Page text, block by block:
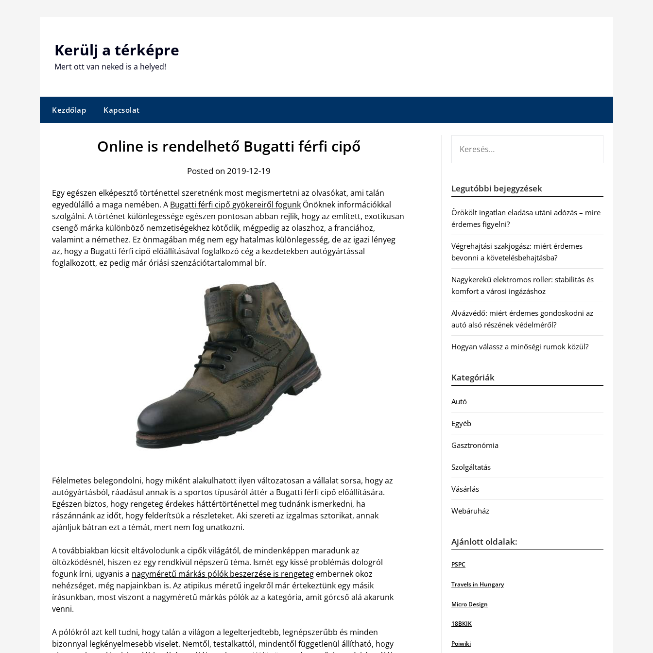
Kerülj a térképre
Mert ott van neked is a helyed!
Kezdőlap Kapcsolat
Online is rendelhető Bugatti férfi cipő
Posted on 2019-12-19
Egy egészen elképesztő történettel szeretnénk most megismertetni az olvasókat, ami talán
egyedülálló a maga nemében. A Bugatti férfi cipő gyökereiről fogunk Önöknek információkkal
szolgálni. A történet különlegessége egészen pontosan abban rejlik, hogy az említett, exotikusan
csengő márka különböző nemzetiségekhez kötődik, mégpedig az olaszhoz, a franciához,
valamint a némethez. Ez önmagában még nem egy hatalmas különlegesség, de az igazi lényeg
az, hogy a Bugatti férfi cipő előállításával foglalkozó cég a kezdetekben autógyártással
foglalkozott, ez pedig már óriási szenzációtartalommal bír.
Félelmetes belegondolni, hogy miként alakulhatott ilyen változatosan a vállalat sorsa, hogy az
autógyártásból, ráadásul annak is a sportos típusáról áttér a Bugatti férfi cipő előállítására.
Egészen biztos, hogy rengeteg érdekes háttértörténettel meg tudnánk ismerkedni, ha
rászánnánk az időt, hogy felderítsük a részleteket. Aki szereti az izgalmas sztorikat, annak
ajánljuk bátran ezt a témát, mert nem fog unatkozni.
A továbbiakban kicsit eltávolodunk a cipők világától, de mindenképpen maradunk az
öltözködésnél, hiszen ez egy rendkívül népszerű téma. Ismét egy kissé problémás dologról
fogunk írni, ugyanis a nagyméretű márkás pólók beszerzése is rengeteg embernek okoz
nehézséget, még napjainkban is. Az atipikus méretű ingekről már értekeztünk egy másik
írásunkban, most viszont a nagyméretű márkás pólók az a kategória, amit górcső alá akarunk
venni.
A pólókról azt kell tudni, hogy talán a világon a legelterjedtebb, legnépszerűbb és minden
bizonnyal legkényelmesebb viselet. Nemtől, testalkattól, mindentől függetlenül állítható, hogy
Legutóbbi bejegyzések
Örökölt ingatlan eladása utáni adózás – mire
érdemes figyelni?
Végrehajtási szakjogász: miért érdemes
bevonni a követelésbehajtásba?
Nagykerekű elektromos roller: stabilitás és
komfort a városi ingázáshoz
Alvázvédő: miért érdemes gondoskodni az
autó alsó részének védelméről?
Hogyan válassz a minőségi rumok közül?
Kategóriák
Autó
Egyéb
Gasztronómia
Szolgáltatás
Vásárlás
Webáruház
Ajánlott oldalak:
PSPC
Travels in Hungary
Micro Design
18BKIK
Poiwiki